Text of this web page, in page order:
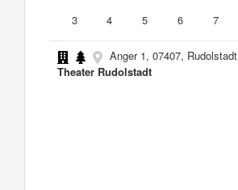
3
4 5 6 7
Anger 1, 07407, Rudolstadt
Theater Rudolstadt